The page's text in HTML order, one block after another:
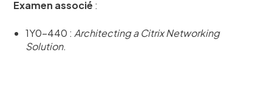
Examen associé :
1Y0-440 : Architecting a Citrix Networking
Solution.